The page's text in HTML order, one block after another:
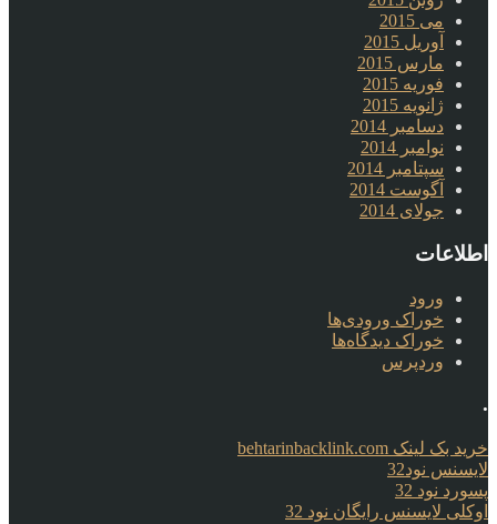
می 2015
آوریل 2015
مارس 2015
فوریه 2015
ژانویه 2015
دسامبر 2014
نوامبر 2014
سپتامبر 2014
آگوست 2014
جولای 2014
اطلاعات
ورود
خوراک ورودی‌ها
خوراک دیدگاه‌ها
وردپرس
.
خرید بک لینک behtarinbacklink.com
لایسنس نود32
پسورد نود 32
اوکلی لایسنس رایگان نود 32